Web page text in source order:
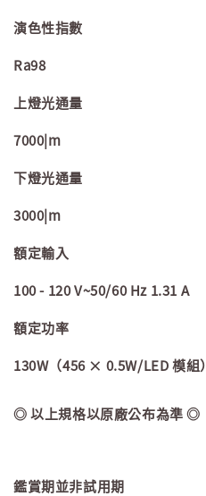
演色性指數
Ra98
上燈光通量
7000|m
下燈光通量
3000|m
額定輸入
100 - 120 V~50/60 Hz 1.31 A
額定功率
130W（456 × 0.5W/LED 模組）
◎ 以上規格以原廠公布為準 ◎
鑑賞期並非試用期